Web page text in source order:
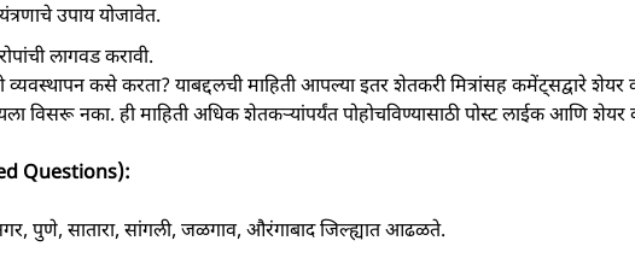
उपाय योजावेत.
लागवड करावी.
व्यवस्थापन कसे करता? याबद्दलची माहिती आपल्या इतर शेतकरी मित्रांसह कमेंट्सद्वारे शेयर
नका. ही माहिती अधिक शेतकऱ्यांपर्यंत पोहोचविण्यासाठी पोस्ट लाईक आणि शेयर
Questions):
पुणे, सातारा, सांगली, जळगाव, औरंगाबाद जिल्ह्यात आढळते.